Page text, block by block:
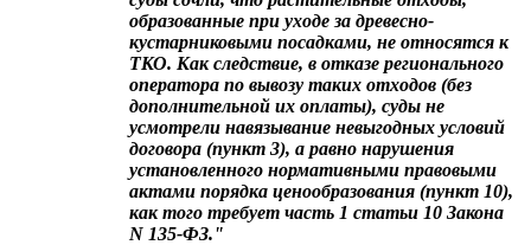
образованные при уходе за древесно-
кустарниковыми посадками, не относятся к
ТКО. Как следствие, в отказе регионального
оператора по вывозу таких отходов (без
дополнительной их оплаты), суды не
усмотрели навязывание невыгодных условий
договора (пункт 3), а равно нарушения
установленного нормативными правовыми
актами порядка ценообразования (пункт 10),
как того требует часть 1 статьи 10 Закона
N 135-ФЗ."